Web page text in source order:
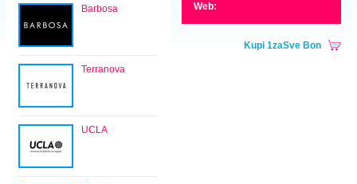
Barbosa
Terranova
UCLA
Web:
Kupi 1zaSve Bon